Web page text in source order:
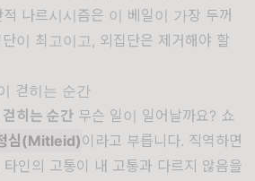
나르시시즘은 이 베일이 가장 두꺼
이 최고이고, 외집단은 제거해야 할
걷히는 순간
히는 순간 무슨 일이 일어날까요? 쇼
심(Mitleid)이라고 부릅니다. 직역하면
타인의 고통이 내 고통과 다르지 않음을